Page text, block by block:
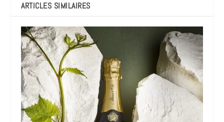
ARTICLES SIMILAIRES